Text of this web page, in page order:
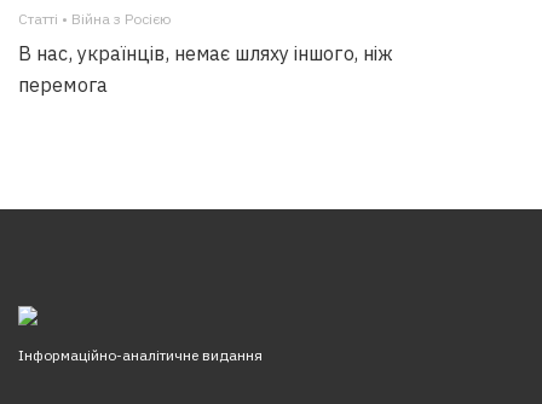
Статті • Війна з Росією
В нас, українців, немає шляху іншого, ніж
перемога
Інформаційно-аналітичне видання